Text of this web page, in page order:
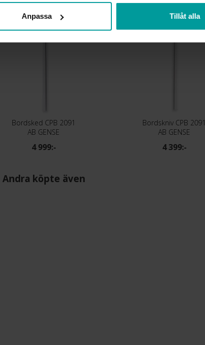
Anpassa Tillåt alla
Bordsked CPB 2091
AB GENSE
4 999:-
Bordskniv CPB 2091
AB GENSE
4 399:-
Andra köpte även